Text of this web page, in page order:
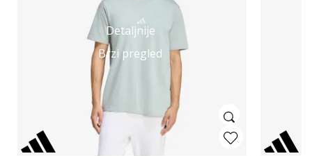
Detaljnije
Brzi pregled